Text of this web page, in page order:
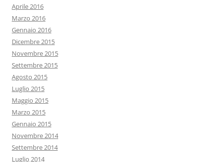
Aprile 2016
Marzo 2016
Gennaio 2016
Dicembre 2015
Novembre 2015
Settembre 2015
Agosto 2015
Luglio 2015
Maggio 2015
Marzo 2015
Gennaio 2015
Novembre 2014
Settembre 2014
Luglio 2014